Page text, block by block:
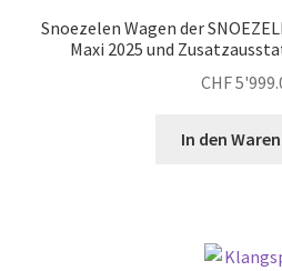
Snoezelen Wagen der
Maxi 2025 und
CHF
In den